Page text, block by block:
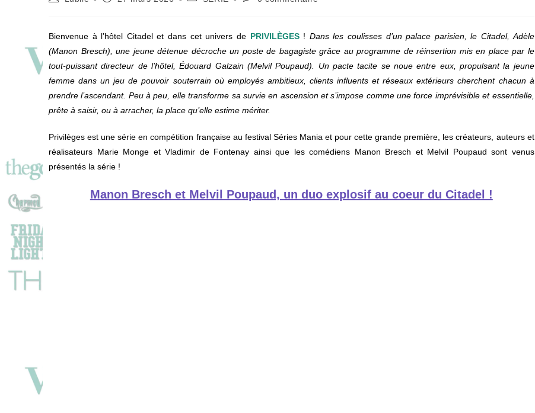
publication :
Bienvenue à l’hôtel Citadel et dans cet univers de PRIVILÈGES! Dans les coulisses d’un palace parisien, le Citadel, Adèle
(Manon Bresch), une jeune détenue décroche un poste de bagagiste grâce au programme de réinsertion mis en place par le
tout-puissant directeur de l’hôtel, Édouard Galzain (Melvil Poupaud). Un pacte tacite se noue entre eux, propulsant la jeune
femme dans un jeu de pouvoir souterrain où employés ambitieux, clients influents et réseaux extérieurs cherchent chacun à
prendre l’ascendant. Peu à peu, elle transforme sa survie en ascension et s’impose comme une force imprévisible et essentielle,
prête à saisir, ou à arracher, la place qu’elle estime mériter.
Privilèges est une série en compétition française au festival Séries Mania et pour cette grande première, les créateurs, auteurs et
réalisateurs Marie Monge et Vladimir de Fontenay ainsi que les comédiens Manon Bresch et Melvil Poupaud sont venus
présentés la série !
Manon Bresch et Melvil Poupaud, un duo explosif au coeur du Citadel !